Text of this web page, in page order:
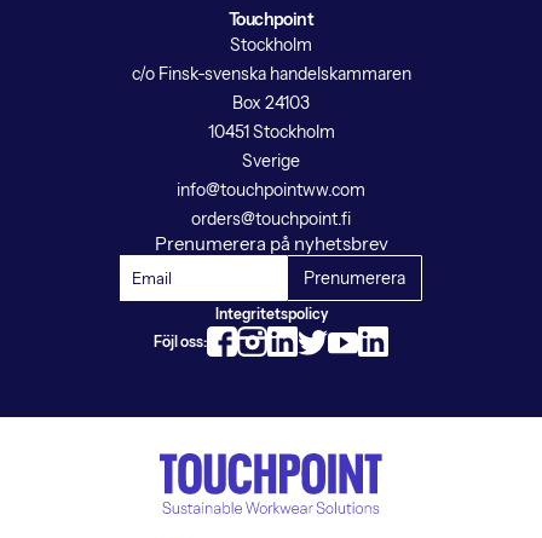
Touchpoint
Stockholm
c/o Finsk-svenska handelskammaren
Box 24103
10451 Stockholm
Sverige
info@touchpointww.com
orders@touchpoint.fi
Prenumerera på nyhetsbrev
Integritetspolicy
Föjl oss: